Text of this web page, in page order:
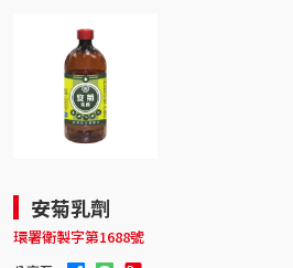
安菊乳劑
環署衛製字第1688號